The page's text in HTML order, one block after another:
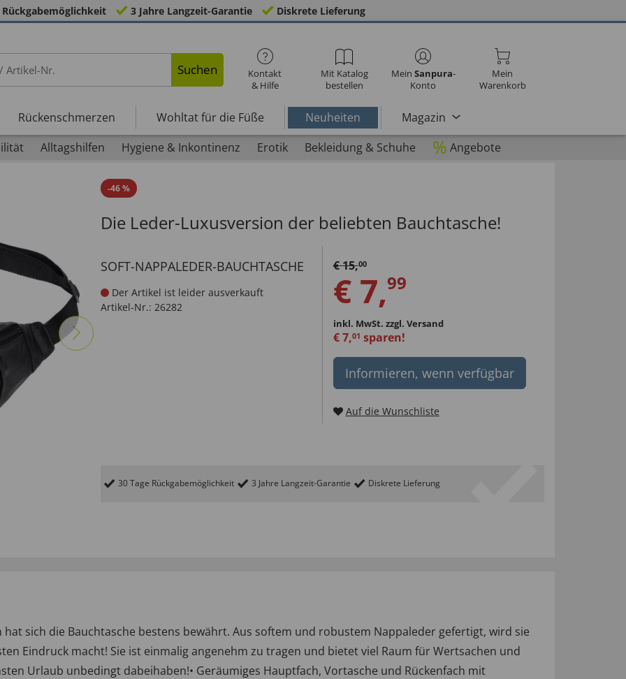
Rückgabemöglichkeit 3 Jahre Langzeit-Garantie Diskrete Lieferung
Suchen
Kontakt
& Hilfe
Mit Katalog
bestellen
Mein Sanpura-
Konto
Mein
Warenkorb
Rückenschmerzen Wohltat für die Füße Neuheiten
Magazin
Alltagshilfen Hygiene & Inkontinenz Erotik Bekleidung & Schuhe % Angebote
-46%
Die Leder-Luxusversion der beliebten Bauchtasche!
SOFT-NAPPALEDER-BAUCHTASCHE
Der Artikel ist leider ausverkauft
Artikel-Nr.: 26282
€15,00
€ 7,99
inkl. MwSt. zzgl. Versand
€7,01 sparen!
Informieren, wenn verfügbar
Auf die Wunschliste
30 Tage Rückgabemöglichkeit 3 Jahre Langzeit-Garantie Diskrete Lieferung
sich die Bauchtasche bestens bewährt. Aus softem und robustem Nappaleder gefertigt, wird sie
Eindruck macht! Sie ist einmalig angenehm zu tragen und bietet viel Raum für Wertsachen und
Urlaub unbedingt dabeihaben!• Geräumiges Hauptfach, Vortasche und Rückenfach mit